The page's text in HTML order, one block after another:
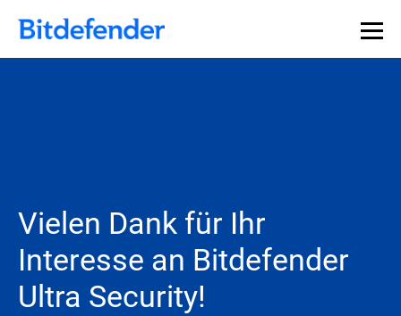
Datensouveränität in der Cybersicherheit: Live-Webinar,
30. Juli. Jetzt registrieren >>
Vielen Dank für Ihr
Interesse an Bitdefender
Ultra Security!